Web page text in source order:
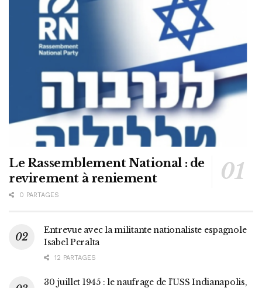
Le Rassemblement National : de
revirement à reniement
0 PARTAGES
Entrevue avec la militante nationaliste espagnole
Isabel Peralta
12 PARTAGES
30 juillet 1945 : le naufrage de l’USS Indianapolis,